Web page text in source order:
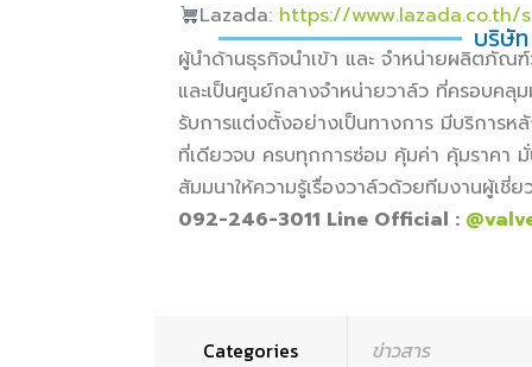
Lazada: https://www.lazada.co.th/
บริษั
ผู้นำด้านธุรกิจนำเข้า และ จำหน่ายผลิตภัณ
และเป็นศูนย์กลางจำหน่ายวาล์ว ที่ครอบคลุ
รับการแต่งตั้งอย่างเป็นทางการ มีบริการห
ที่เดียวจบ ครบทุกการซ่อม คุ้มค่า คุ้มราคา
สัมมนาให้ความรู้เรื่องวาล์วด้วยทีมงานผู้เชี่
092-246-3011 Line Official :
Categories ข่าวสาร